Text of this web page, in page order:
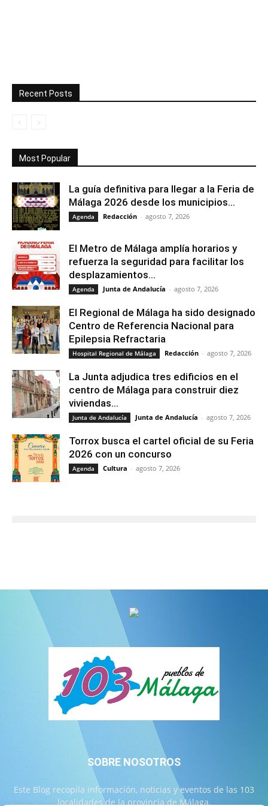
Recent Posts
Most Popular
La guía definitiva para llegar a la Feria de
Málaga 2026 desde los municipios...
Agenda Redacción - agosto 7, 2026
El Metro de Málaga amplía horarios y
refuerza la seguridad para facilitar los
desplazamientos...
Agenda Junta de Andalucía - agosto 7, 2026
El Regional de Málaga ha sido designado
Centro de Referencia Nacional para
Epilepsia Refractaria
Hospital Regional de Málaga Redacción - agosto 7, 2026
La Junta adjudica tres edificios en el
centro de Málaga para construir diez
viviendas...
Junta de Andalucía Junta de Andalucía - agosto 7, 2026
Torrox busca el cartel oficial de su Feria
2026 con un concurso
Agenda Cultura - agosto 7, 2026
SOBRE NOSOTROS
Este Blog recopila información, noticias y eventos de las 103
localidades de la provincia de Málaga.